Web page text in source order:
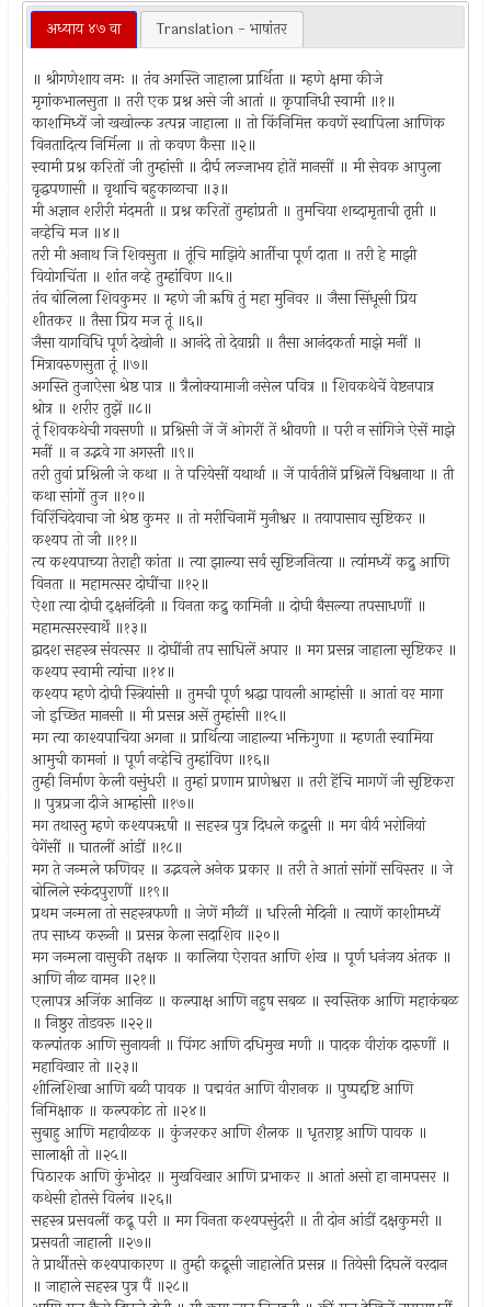
अध्याय ४७ वा Translation - भाषांतर
॥ श्रीगणेशाय नमः ॥ तंव अगस्ति जाहाला प्रार्थिता ॥ म्हणे क्षमा कीजे
मृगांकभालसुता ॥ तरी एक प्रश्न असे जी आतां ॥ कृपानिधी स्वामी ॥१॥
काशमिध्यें जो खखोल्क उत्पन्न जाहाला ॥ तो किंनिमित्त कवणें स्थापिला आणिक
विनतादित्य निर्मिला ॥ तो कवण कैसा ॥२॥
स्वामी प्रश्न करितों जी तुम्हांसी ॥ दीर्घ लज्जाभय होतें मानसीं ॥ मी सेवक आपुला
वृद्धपणासी ॥ वृथाचि बहुकाळाचा ॥३॥
मी अज्ञान शरीरी मंदमती ॥ प्रश्न करितों तुम्हांप्रती ॥ तुमचिया शब्दामृताची तृप्ती ॥
नव्हेचि मज ॥४॥
तरी मी अनाथ जि शिवसुता ॥ तूंचि माझिये आर्तीचा पूर्ण दाता ॥ तरी हे माझी
वियोगचिंता ॥ शांत नव्हे तुम्हांविण ॥५॥
तंव बोलिला शिवकुमर ॥ म्हणे जी ऋषि तुं महा मुनिवर ॥ जैसा सिंधूसी प्रिय
शीतकर ॥ तैसा प्रिय मज तूं ॥६॥
जैसा यागविधि पूर्ण देखोनी ॥ आनंदे तो देवाग्नी ॥ तैसा आनंदकर्ता माझे मनीं ॥
मित्रावरुणसुता तूं ॥७॥
अगस्ति तुजाऐसा श्रेष्ठ पात्र ॥ त्रैलोक्यामाजी नसेल पवित्र ॥ शिवकथेचें वेष्टनपात्र
श्रोत्र ॥ शरीर तुझें ॥८॥
तूं शिवकथेची गवसणी ॥ प्रश्निसी जें जें ओगरीं तें श्रीवणी ॥ परी न सांगिजे ऐसें माझे
मनीं ॥ न उद्भवे गा अगस्ती ॥९॥
तरी तुवां प्रश्निली जे कथा ॥ ते परियेसीं यथार्था ॥ जें पार्वतीनें प्रश्निलें विश्वनाथा ॥ ती
कथा सांगों तुज ॥१०॥
विरिंचिदेवाचा जो श्रेष्ठ कुमर ॥ तो मरीचिनामें मुनीश्वर ॥ तयापासाव सृष्टिकर ॥
कश्यप तो जी ॥११॥
त्य कश्यपाच्या तेराही कांता ॥ त्या झाल्या सर्व सृष्टिजनित्या ॥ त्यांमध्यें कद्रु आणि
विनता ॥ महामत्सर दोघींचा ॥१२॥
ऐशा त्या दोघी द्क्षनंदिनी ॥ विनता कद्रु कामिनी ॥ दोघी बैसल्या तपसाधणीं ॥
महामत्सरस्वार्थें ॥१३॥
द्वादश सहस्त्र संवत्सर ॥ दोघींनी तप साधिलें अपार ॥ मग प्रसन्न जाहाला सृष्टिकर ॥
कश्यप स्वामी त्यांचा ॥१४॥
कश्यप म्हणे दोघी स्त्रियांसी ॥ तुमची पूर्ण श्रद्धा पावली आम्हांसी ॥ आतां वर मागा
जो इच्छित मानसी ॥ मी प्रसन्न असें तुम्हांसी ॥१५॥
मग त्या काश्यपाचिया अगना ॥ प्रार्थित्या जाहाल्या भक्तिगुणा ॥ म्हणती स्वामिया
आमुची कामनां ॥ पूर्ण नव्हेचि तुम्हांविण ॥१६॥
तुम्ही निर्माण केली वसुंधरी ॥ तुम्हां प्रणाम प्राणेश्वरा ॥ तरी हेंचि मागणें जी सृष्टिकरा
॥ पुत्रप्रजा दीजे आम्हांसी ॥१७॥
मग तथास्तु म्हणे कश्यपॠषी ॥ सहस्त्र पुत्र दिधले कद्रुसी ॥ मग वीर्य भरोनियां
वेगेंसीं ॥ घातलीं आंडीं ॥१८॥
मग ते जन्मले फणिवर ॥ उद्भवले अनेक प्रकार ॥ तरी ते आतां सांगों सविस्तर ॥ जे
बोलिले स्कंदपुराणीं ॥१९॥
प्रथम जन्मला तो सहस्त्रफणी ॥ जेणें मौळीं ॥ धरिली मेदिनी ॥ त्याणें काशीमध्यें
तप साध्य करूनी ॥ प्रसन्न केला सदाशिव ॥२०॥
मग जन्मला वासुकी तक्षक ॥ कालिया ऐरावत आणि शंख ॥ पूर्ण धनंजय अंतक ॥
आणि नीळ वामन ॥२१॥
एलापत्र अजिंक आनिळ ॥ कल्पाक्ष आणि नहुष सबळ ॥ स्वस्तिक आणि महाकंबळ
॥ निष्ठुर तोडवरू ॥२२॥
कल्पांतक आणि सुनायनी ॥ पिंगट आणि दधिमुख मणी ॥ पादक वीरांक दारुणीं ॥
महाविखार तो ॥२३॥
शीलिशिखा आणि बळी पावक ॥ पद्मवंत आणि वीरानक ॥ पुष्पद्दष्टि आणि
निमिक्षाक ॥ कल्पकोट तो ॥२४॥
सुबाहु आणि महावीळक ॥ कुंजरकर आणि शैलक ॥ धृतराष्ट्र आणि पावक ॥
सालाक्षी तो ॥२५॥
पिठारक आणि कुंभोदर ॥ मुखविखार आणि प्रभाकर ॥ आतां असो हा नामपसर ॥
कथेसी होतसे विलंब ॥२६॥
सहस्त्र प्रसवलीं कद्रू परी ॥ मग विनता कश्यपसुंदरी ॥ ती दोन आंडीं दक्षकुमरी ॥
प्रसवती जाहाली ॥२७॥
ते प्रार्थीतसे कश्यपाकारण ॥ तुम्ही कद्रूसी जाहालेति प्रसन्न ॥ तियेसी दिघलें वरदान
॥ जाहाले सहस्त्र पुत्र पैं ॥२८॥